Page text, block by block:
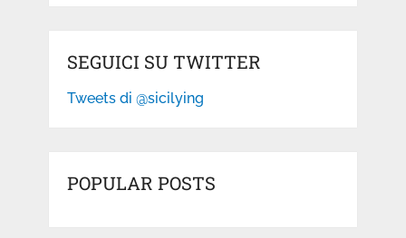
SEGUICI SU TWITTER
Tweets di @sicilying
POPULAR POSTS